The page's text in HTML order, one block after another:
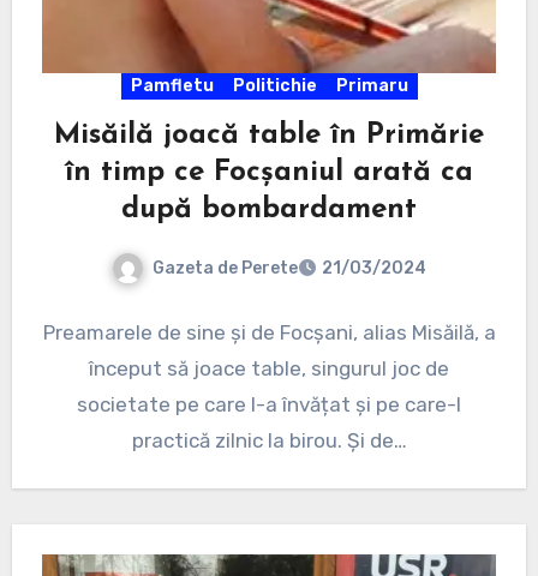
Pamfletu Politichie Primaru
Misăilă joacă table în Primărie
în timp ce Focșaniul arată ca
după bombardament
Gazeta de Perete 21/03/2024
Preamarele de sine și de Focșani, alias Misăilă, a
început să joace table, singurul joc de
societate pe care l-a învățat și pe care-l
practică zilnic la birou. Și de…